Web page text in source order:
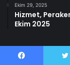
Ekim 29, 2025
Hizmet,
Ekim 2025